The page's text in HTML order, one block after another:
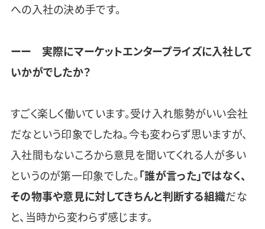
への入社の決め手です。
ーー 実際にマーケットエンタープライズに入社して
いかがでしたか？
すごく楽しく働いています。受け入れ態勢がいい会社
だなという印象でしたね。今も変わらず思いますが、
入社間もないころから意見を聞いてくれる人が多い
というのが第一印象でした。「誰が言った」ではなく、
その物事や意見に対してきちんと判断する組織だな
と、当時から変わらず感じます。